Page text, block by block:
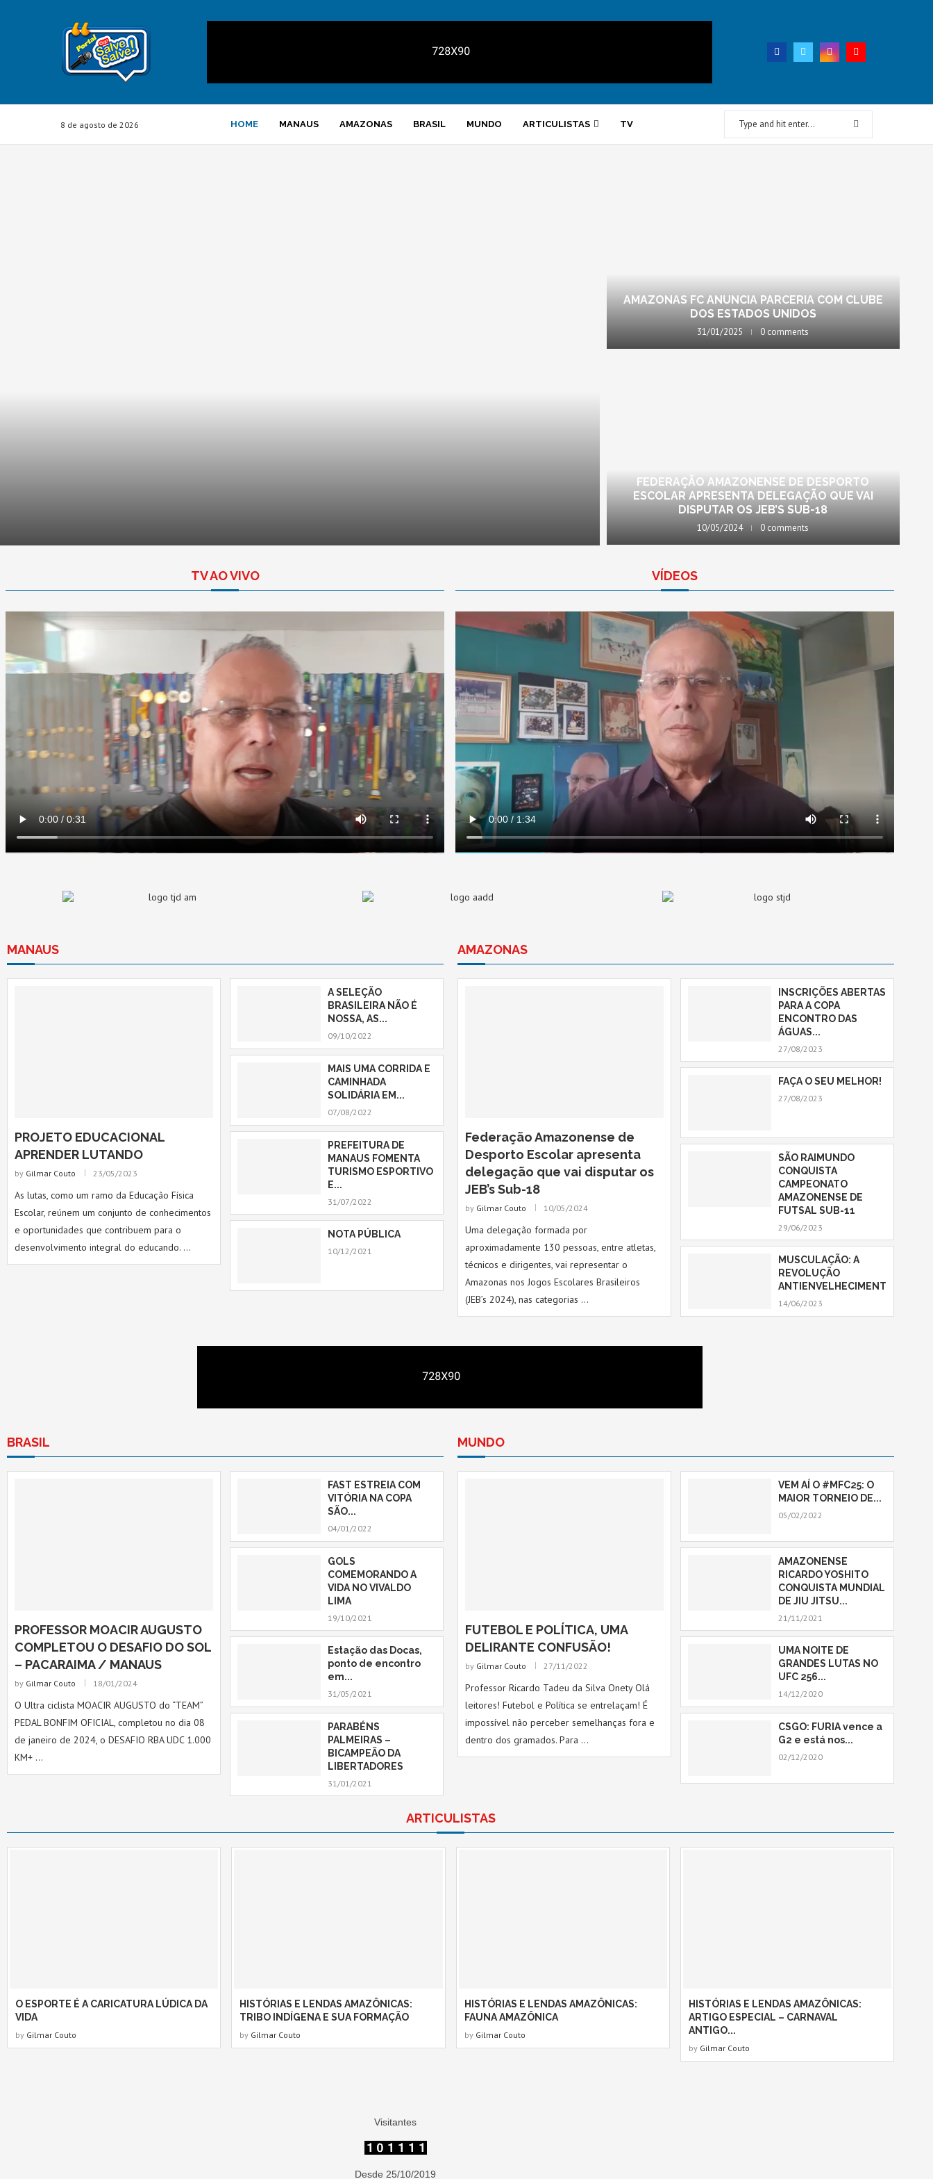
8 de agosto de 2026 HOME MANAUS AMAZONAS BRASIL MUNDO ARTICULISTAS TV
AMAZONAS FC ANUNCIA PARCERIA COM CLUBE
DOS ESTADOS UNIDOS
31/01/2025 0 comments
FEDERAÇÃO AMAZONENSE DE DESPORTO
ESCOLAR APRESENTA DELEGAÇÃO QUE VAI
DISPUTAR OS JEB’S SUB-18
10/05/2024 0 comments
TV AO VIVO VÍDEOS
MANAUS
PROJETO EDUCACIONAL
APRENDER LUTANDO
by Gilmar Couto 23/05/2023
As lutas, como um ramo da Educação Física
Escolar, reúnem um conjunto de conhecimentos
e oportunidades que contribuem para o
desenvolvimento integral do educando. …
A SELEÇÃO
BRASILEIRA NÃO É
NOSSA, AS...
09/10/2022
MAIS UMA CORRIDA E
CAMINHADA
SOLIDÁRIA EM...
07/08/2022
PREFEITURA DE
MANAUS FOMENTA
TURISMO ESPORTIVO
E...
31/07/2022
NOTA PÚBLICA
10/12/2021
AMAZONAS
Federação Amazonense de
Desporto Escolar apresenta
delegação que vai disputar os
JEB’s Sub-18
by Gilmar Couto 10/05/2024
Uma delegação formada por
aproximadamente 130 pessoas, entre atletas,
técnicos e dirigentes, vai representar o
Amazonas nos Jogos Escolares Brasileiros
(JEB’s 2024), nas categorias …
INSCRIÇÕES ABERTAS
PARA A COPA
ENCONTRO DAS
ÁGUAS...
27/08/2023
FAÇA O SEU MELHOR!
27/08/2023
SÃO RAIMUNDO
CONQUISTA
CAMPEONATO
AMAZONENSE DE
FUTSAL SUB-11
29/06/2023
MUSCULAÇÃO: A
REVOLUÇÃO
ANTIENVELHECIMENTO
14/06/2023
BRASIL
PROFESSOR MOACIR AUGUSTO
COMPLETOU O DESAFIO DO SOL
– PACARAIMA / MANAUS
by Gilmar Couto 18/01/2024
O Ultra ciclista MOACIR AUGUSTO do “TEAM”
PEDAL BONFIM OFICIAL, completou no dia 08
de janeiro de 2024, o DESAFIO RBA UDC 1.000
KM+ …
FAST ESTREIA COM
VITÓRIA NA COPA
SÃO...
04/01/2022
GOLS
COMEMORANDO A
VIDA NO VIVALDO
LIMA
19/10/2021
Estação das Docas,
ponto de encontro
em...
31/05/2021
PARABÉNS
PALMEIRAS –
BICAMPEÃO DA
LIBERTADORES
31/01/2021
MUNDO
FUTEBOL E POLÍTICA, UMA
DELIRANTE CONFUSÃO!
by Gilmar Couto 27/11/2022
Professor Ricardo Tadeu da Silva Onety Olá
leitores! Futebol e Política se entrelaçam! É
impossível não perceber semelhanças fora e
dentro dos gramados. Para …
VEM AÍ O #MFC25: O
MAIOR TORNEIO DE...
05/02/2022
AMAZONENSE
RICARDO YOSHITO
CONQUISTA MUNDIAL
DE JIU JITSU...
21/11/2021
UMA NOITE DE
GRANDES LUTAS NO
UFC 256...
14/12/2020
CSGO: FURIA vence a
G2 e está nos...
02/12/2020
ARTICULISTAS
O ESPORTE É A CARICATURA LÚDICA DA
VIDA
by Gilmar Couto
HISTÓRIAS E LENDAS AMAZÔNICAS:
TRIBO INDÍGENA E SUA FORMAÇÃO
by Gilmar Couto
HISTÓRIAS E LENDAS AMAZÔNICAS:
FAUNA AMAZÔNICA
by Gilmar Couto
HISTÓRIAS E LENDAS AMAZÔNICAS:
ARTIGO ESPECIAL – CARNAVAL
ANTIGO...
by Gilmar Couto
Visitantes
Desde 25/10/2019